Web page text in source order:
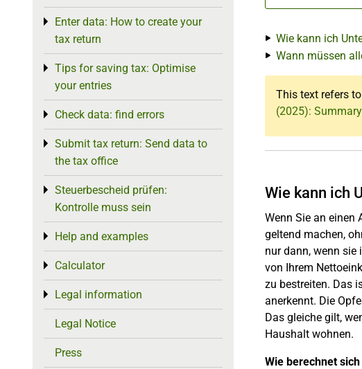
Wie kann ich
Wann müssen
This text refers
(2025):
Wie kann ich
Wenn Sie an einen
geltend machen,
nur dann, wenn sie
von Ihrem
zu bestreiten. Das
anerkennt. Die
Das gleiche gilt,
Haushalt wohnen.
Wie berechnet
Enter data: How to create your
tax return
Toggle menu
Tips for saving tax: Optimise
your entries
Toggle menu
Check data: find errors
Toggle menu
Submit tax return: Send data to
the tax office
Toggle menu
Steuerbescheid prüfen:
Kontrolle muss sein
Toggle menu
Help and examples
Toggle menu
Calculator
Toggle menu
Legal information
Toggle menu
Legal Notice
Press